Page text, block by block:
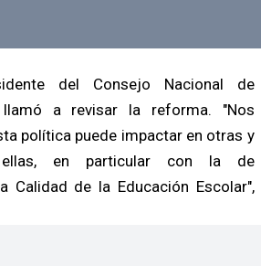
del Consejo Nacional de
llamó a revisar la reforma. "Nos
política puede impactar en otras y
ellas, en particular con la de
Calidad de la Educación Escolar",